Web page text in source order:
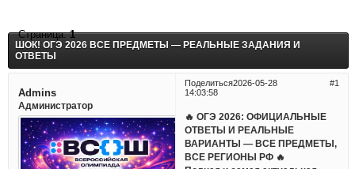
ШОК! ОГЭ 2026 ВСЕ ПРЕДМЕТЫ — РЕАЛЬНЫЕ ЗАДАНИЯ И
ОТВЕТЫ
Страница:1
Поделиться 1
2026-05-28
14:03:58
Admins
Администратор
🔥 ОГЭ 2026: ОФИЦИАЛЬНЫЕ
ОТВЕТЫ И РЕАЛЬНЫЕ
ВАРИАНТЫ — ВСЕ ПРЕДМЕТЫ,
ВСЕ РЕГИОНЫ РФ 🔥